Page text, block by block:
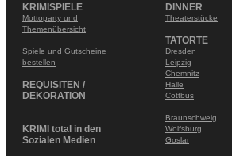
KRIMISPIELE
Mottoparty und
Themenübersicht
Spiele und Gutscheine
bestellen
REQUISITEN /
DEKORATION
KRIMI total in den
Sozialen Medien
DINNER
Theaterstücke
TATORTE
Dresden
Leipzig
Chemnitz
Halle
Cottbus
Braunschweig
Wolfsburg
Goslar